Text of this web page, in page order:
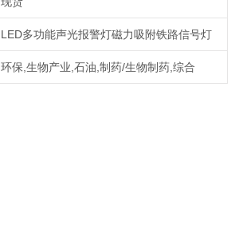
LED多功能声光报警灯磁力吸附铁路信号灯
环保,生物产业,石油,制药/生物制药,综合